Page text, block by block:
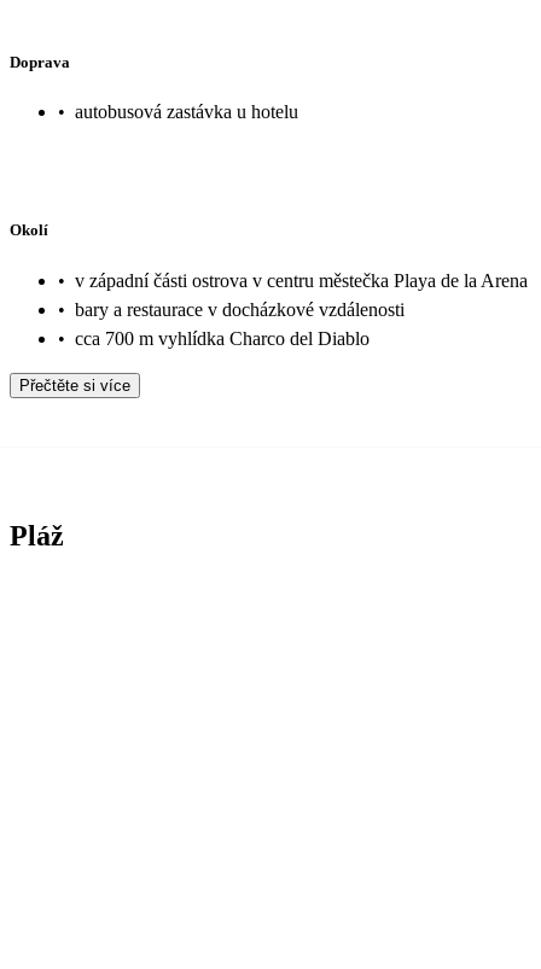
Doprava
• autobusová zastávka u hotelu
Okolí
• v západní části ostrova v centru městečka Playa de la Arena
• bary a restaurace v docházkové vzdálenosti
• cca 700 m vyhlídka Charco del Diablo
Přečtěte si více
Pláž